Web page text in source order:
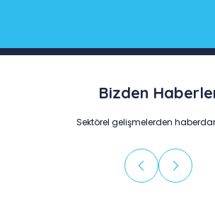
Bizden
Sektörel gelişmelerden